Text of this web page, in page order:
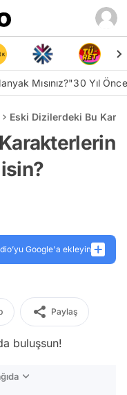
Mısınız?"30 Yıl
Eski Dizilerdeki Bu
Google'a ekleyin
Paylaş
buluşsun!